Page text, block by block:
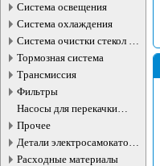
Система освещения
Система охлаждения
Система очистки стекол и
фар
Тормозная система
Трансмиссия
Фильтры
Насосы для перекачки
жидкостей
Прочее
Детали электросамокатов и
электротранспорта
Расходные материалы